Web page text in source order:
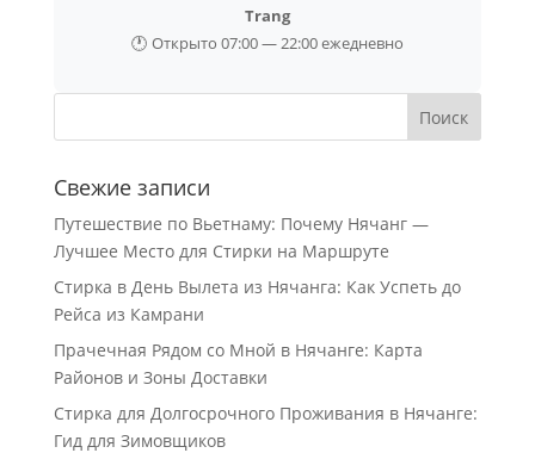
Trang
🕐 Открыто 07:00 — 22:00 ежедневно
Свежие записи
Путешествие по Вьетнаму: Почему Нячанг —
Лучшее Место для Стирки на Маршруте
Стирка в День Вылета из Нячанга: Как Успеть до
Рейса из Камрани
Прачечная Рядом со Мной в Нячанге: Карта
Районов и Зоны Доставки
Стирка для Долгосрочного Проживания в Нячанге:
Гид для Зимовщиков